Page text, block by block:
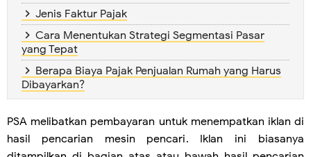
Jenis Faktur Pajak
Cara Menentukan Strategi Segmentasi Pasar
yang Tepat
Berapa Biaya Pajak Penjualan Rumah yang Harus
Dibayarkan?
PSA melibatkan pembayaran untuk menempatkan iklan di
hasil pencarian mesin pencari. Iklan ini biasanya